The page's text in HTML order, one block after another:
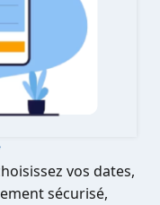
vos dates,
sécurisé,